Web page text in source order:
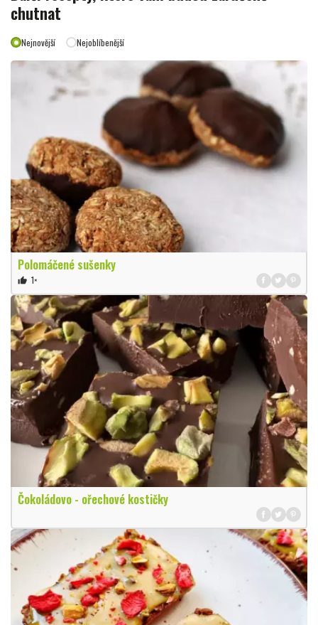
chutnat
Nejnovější Nejoblíbenější
Polomáčené sušenky
thumb_up 1×
Čokoládovo - ořechové kostičky